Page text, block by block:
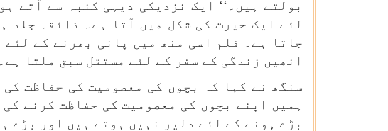
بولتے ہیں۔‘‘ ایک نزدیکی دیہی کنبہ سے آتے
لئے ایک حیرت کی شکل میں آتا ہے۔ ذائقہ جلد
جاتا ہے۔ فلم اسی منھ میں پانی بھرنے کے
انھیں زندگی کے سفر کے لئے مستقل سبق ملتا ہے۔
سنگھ نے کہا کہ بچوں کی معصومیت کی حفاظت
ہمیں اپنے بچوں کی معصومیت کی حفاظت کرنے
بڑے ہونے کے لئے دلیر نہیں ہوتے ہیں اور بڑے